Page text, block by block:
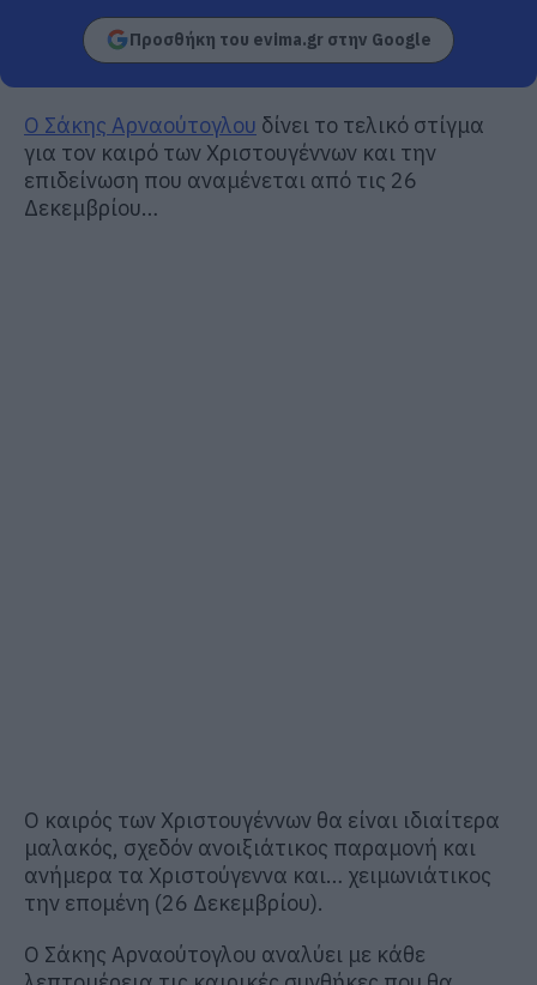
Προσθήκη του evima.gr στην Google
Ο Σάκης Αρναούτογλου δίνει το τελικό στίγμα
για τον καιρό των Χριστουγέννων και την
επιδείνωση που αναμένεται από τις 26
Δεκεμβρίου…
Ο καιρός των Χριστουγέννων θα είναι ιδιαίτερα
μαλακός, σχεδόν ανοιξιάτικος παραμονή και
ανήμερα τα Χριστούγεννα και… χειμωνιάτικος
την επομένη (26 Δεκεμβρίου).
Ο Σάκης Αρναούτογλου αναλύει με κάθε